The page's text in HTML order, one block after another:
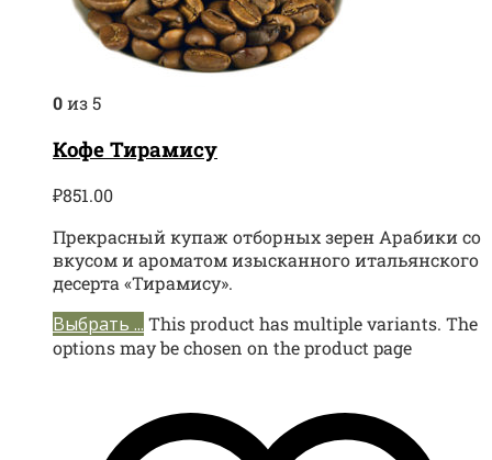
0из 5
Кофе Тирамису
₽851.00
Прекрасный купаж отборных зерен Арабики со
вкусом и ароматом изысканного итальянского
десерта «Тирамису».
Выбрать ... This product has multiple variants. The
options may be chosen on the product page